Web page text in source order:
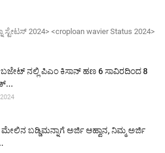
2024> <croploan wavier Status 2024>
ಬಜೇಟ್ ನಲ್ಲಿ ಪಿಎಂ ಕಿಸಾನ್ ಹಣ 6 ಸಾವಿರದಿಂದ 8
ಬಡ್ಡಿಮನ್ನಾಗೆ ಅರ್ಜಿ ಆಹ್ವಾನ, ನಿಮ್ಮ ಅರ್ಜಿ